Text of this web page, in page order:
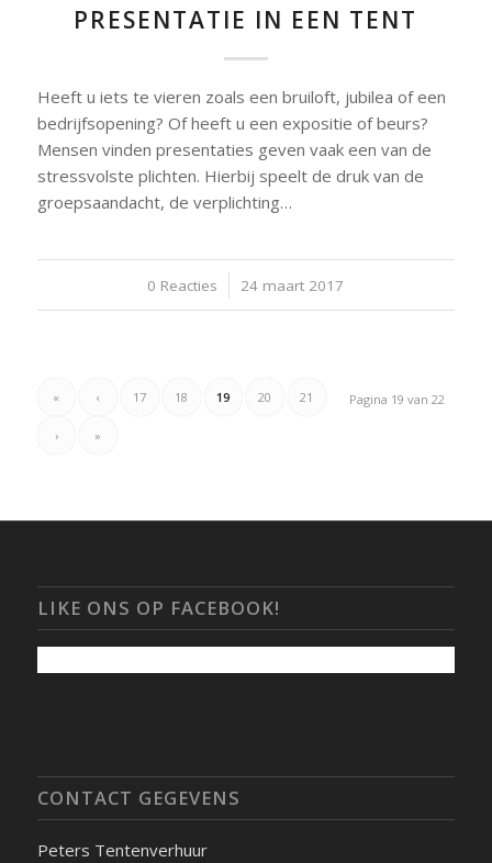
PRESENTATIE IN EEN TENT
Heeft u iets te vieren zoals een bruiloft, jubilea of een
bedrijfsopening? Of heeft u een expositie of beurs?
Mensen vinden presentaties geven vaak een van de
stressvolste plichten. Hierbij speelt de druk van de
groepsaandacht, de verplichting…
0 Reacties
/ 24 maart 2017
Pagina 19 van 22
« ‹ 17 18 19 20 21
› »
LIKE ONS OP FACEBOOK!
CONTACT GEGEVENS
Peters Tentenverhuur